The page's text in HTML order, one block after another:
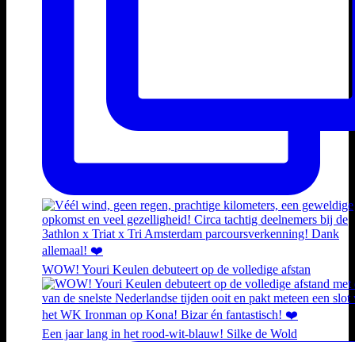
WOW! Youri Keulen debuteert op de volledige afstan
Een jaar lang in het rood-wit-blauw! Silke de Wold